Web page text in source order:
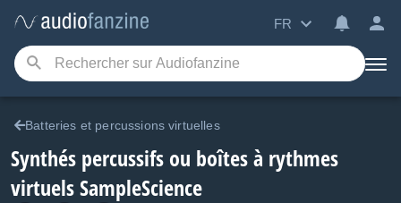
FR
Batteries et percussions virtuelles
Synthés percussifs ou boîtes à rythmes
virtuelsSampleScience